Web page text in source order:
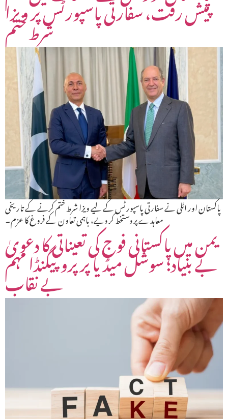
پیش رفت، سفارتی پاسپورٹس پر ویزا
شرط ختم
پاکستان اور اٹلی نے سفارتی پاسپورٹس کے لیے ویزا شرط ختم کرنے کے تاریخی
معاہدے پر دستخط کر دیے، باہمی تعاون کے فروغ کا عزم۔
یمن میں پاکستانی فوج کی تعیناتی کا دعویٰ
بے بنیاد؛ سوشل میڈیا پر پروپیگنڈا مہم
بے نقاب